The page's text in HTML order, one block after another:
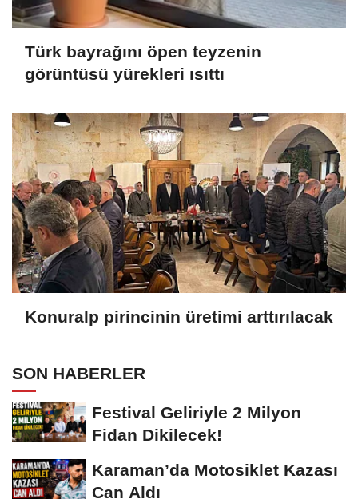
Türk bayrağını öpen teyzenin
görüntüsü yürekleri ısıttı
Konuralp pirincinin üretimi arttırılacak
SON HABERLER
Festival Geliriyle 2 Milyon
Fidan Dikilecek!
Karaman’da Motosiklet Kazası
Can Aldı